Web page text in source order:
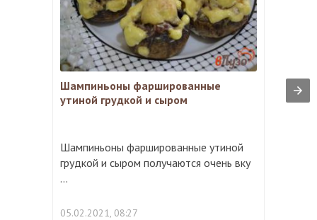
Шампиньоны фаршированные
утиной грудкой и сыром
Шампиньоны фаршированные утиной
грудкой и сыром получаются очень вку
...
05.02.2021, 08:27